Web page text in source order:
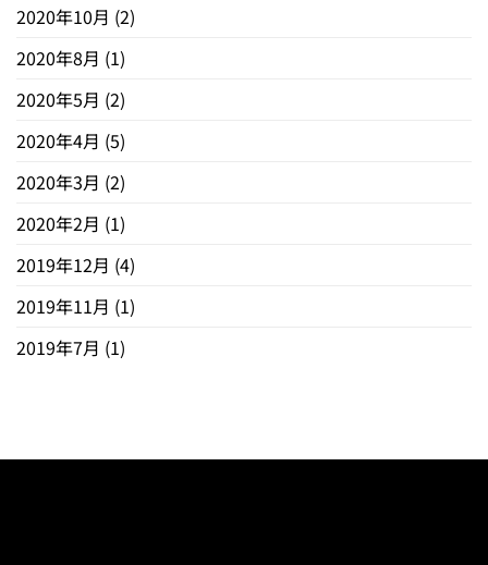
2020年10月 (2)
2020年8月 (1)
2020年5月 (2)
2020年4月 (5)
2020年3月 (2)
2020年2月 (1)
2019年12月 (4)
2019年11月 (1)
2019年7月 (1)